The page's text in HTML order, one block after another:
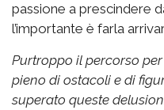
passione a prescindere
l’importante è farla
Purtroppo il percorso
pieno di ostacoli e di
superato queste